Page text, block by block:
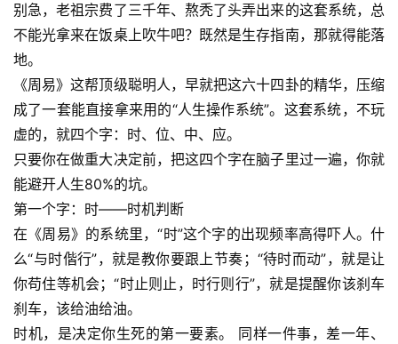
别急，老祖宗费了三千年、熬秃了头弄出来的这套系统，总
不能光拿来在饭桌上吹牛吧？既然是生存指南，那就得能落
地。
《周易》这帮顶级聪明人，早就把这六十四卦的精华，压缩
成了一套能直接拿来用的“人生操作系统”。这套系统，不玩
虚的，就四个字：时、位、中、应。
只要你在做重大决定前，把这四个字在脑子里过一遍，你就
能避开人生80%的坑。
第一个字：时——时机判断
在《周易》的系统里，“时”这个字的出现频率高得吓人。什
么“与时偕行”，就是教你要跟上节奏；“待时而动”，就是让
你苟住等机会；“时止则止，时行则行”，就是提醒你该刹车
刹车，该给油给油。
时机，是决定你生死的第一要素。 同样一件事，差一年、